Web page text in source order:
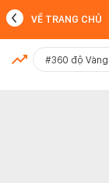
MỚI NHẤT
VỀ TRANG CHỦ
#360 độ Vàng